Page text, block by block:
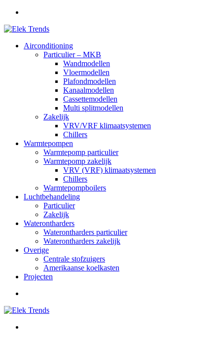
Airconditioning
Particulier – MKB
Wandmodellen
Vloermodellen
Plafondmodellen
Kanaalmodellen
Cassettemodellen
Multi splitmodellen
Zakelijk
VRV/VRF klimaatsystemen
Chillers
Warmtepompen
Warmtepomp particulier
Warmtepomp zakelijk
VRV (VRF) klimaatsystemen
Chillers
Warmtepompboilers
Luchtbehandeling
Particulier
Zakelijk
Waterontharders
Waterontharders particulier
Waterontharders zakelijk
Overige
Centrale stofzuigers
Amerikaanse koelkasten
Projecten